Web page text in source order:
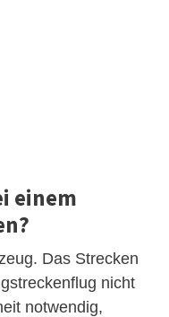
einem
Das Strecken
nicht
notwendig,